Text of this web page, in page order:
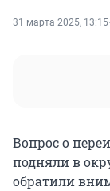
31 марта 2025, 13:15
Вопрос о
подняли в
обратили